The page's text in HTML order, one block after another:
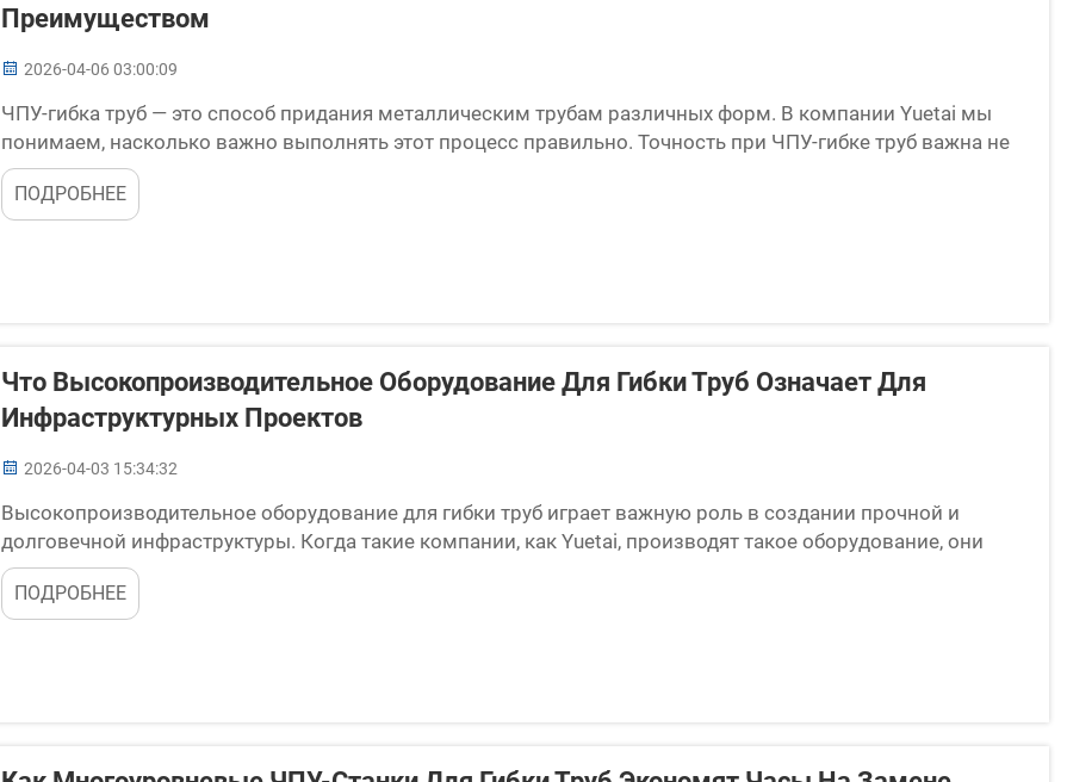
Преимуществом
2026-04-06 03:00:09
ЧПУ-гибка труб — это способ придания металлическим трубам различных форм. В компании Yuetai мы
понимаем, насколько важно выполнять этот процесс правильно. Точность при ЧПУ-гибке труб важна не
только для эстетики. Она также обеспечивает работоспособность каждой детали...
ПОДРОБНЕЕ
Что Высокопроизводительное Оборудование Для Гибки Труб Означает Для
Инфраструктурных Проектов
2026-04-03 15:34:32
Высокопроизводительное оборудование для гибки труб играет важную роль в создании прочной и
долговечной инфраструктуры. Когда такие компании, как Yuetai, производят такое оборудование, они
помогают рабочим точно формировать трубы. Это позволяет успешно реализовывать проекты,
связанные со строительством мостов, дорог и зданий...
ПОДРОБНЕЕ